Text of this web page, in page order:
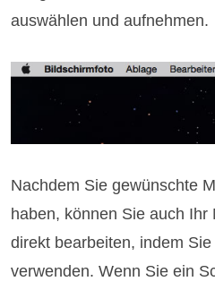
auswählen und aufnehmen.
Nachdem Sie gewünschte
haben, können Sie auch Ihr
direkt bearbeiten, indem
verwenden. Wenn Sie ein